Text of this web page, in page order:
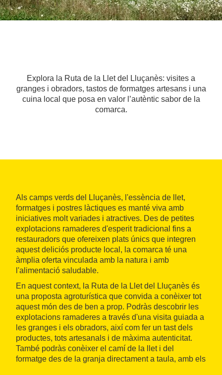
Explora la Ruta de la Llet del Lluçanès: visites a
granges i obradors, tastos de formatges artesans i una
cuina local que posa en valor l’autèntic sabor de la
comarca.
Als camps verds del Lluçanès, l'essència de llet,
formatges i postres làctiques es manté viva amb
iniciatives molt variades i atractives. Des de petites
explotacions ramaderes d'esperit tradicional fins a
restauradors que ofereixen plats únics que integren
aquest deliciós producte local, la comarca té una
àmplia oferta vinculada amb la natura i amb
l'alimentació saludable.
En aquest context, la Ruta de la Llet del Lluçanès és
una proposta agroturística que convida a conèixer tot
aquest món des de ben a prop. Podràs descobrir les
explotacions ramaderes a través d'una visita guiada a
les granges i els obradors, així com fer un tast dels
productes, tots artesanals i de màxima autenticitat.
També podràs conèixer el camí de la llet i del
formatge des de la granja directament a taula, amb els